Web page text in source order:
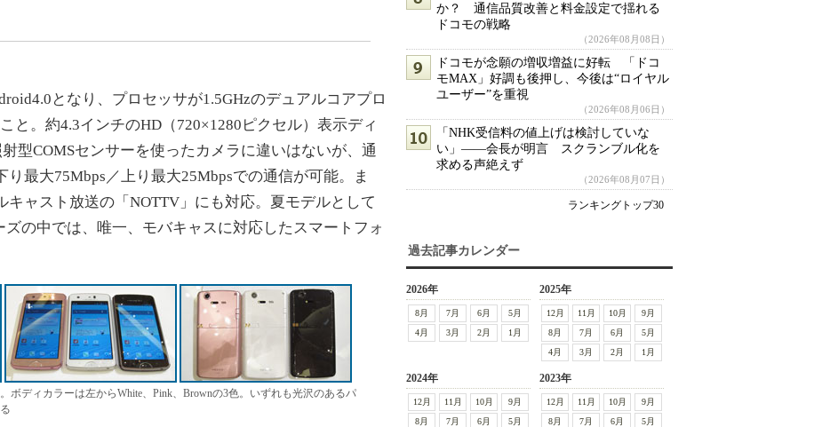
となり、プロセッサが1.5GHzのデュアルコアプロ
と。約4.3インチのHD（720×1280ピクセル）表示ディ
型COMSセンサーを使ったカメラに違いはないが、通
最大75Mbps／上り最大25Mbpsでの通信が可能。ま
キャスト放送の「NOTTV」にも対応。夏モデルとして
の中では、唯一、モバキャスに対応したスマートフォ
ボディカラーは左からWhite、Pink、Brownの3色。いずれも光沢のあるパ
か？ 通信品質改善と料金設定で揺れる
ドコモの戦略
（2026年08月08日）
ドコモが念願の増収増益に好転 「ドコ
モMAX」好調も後押し、今後は“ロイヤル
ユーザー”を重視
（2026年08月06日）
「NHK受信料の値上げは検討していな
い」――会長が明言 スクランブル化を
求める声絶えず
（2026年08月07日）
ランキングトップ30
過去記事カレンダー
2026年
8月 7月 6月
5月
4月
3月 2月 1月
2025年
12月 11月 10月
9月
8月
7月 6月
5月
4月
3月 2月 1月
2024年
12月 11月 10月
9月
8月
7月 6月
5月
2023年
12月 11月 10月
9月
8月
7月 6月
5月